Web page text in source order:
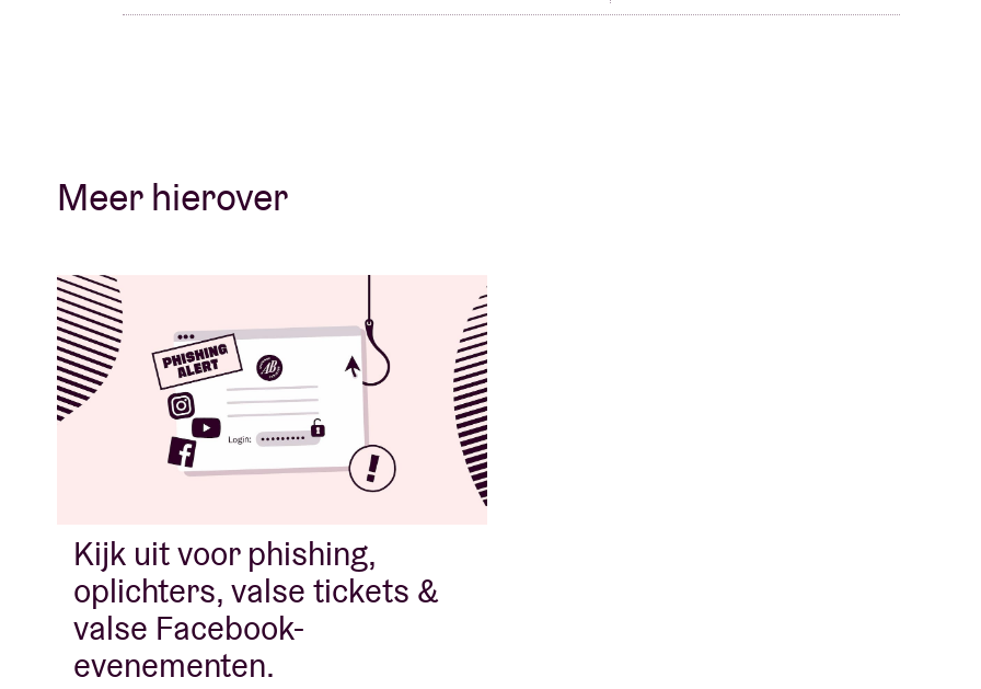
Meer hierover
Kijk uit voor phishing,
oplichters, valse tickets &
valse Facebook-
evenementen.